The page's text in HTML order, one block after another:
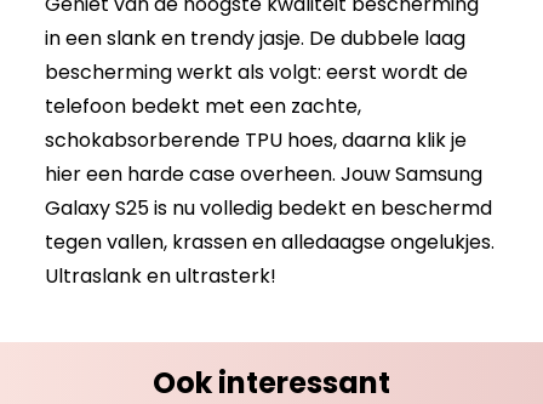
in een slank en trendy jasje. De dubbele laag
bescherming werkt als volgt: eerst wordt de
telefoon bedekt met een zachte,
schokabsorberende TPU hoes, daarna klik je
hier een harde case overheen. Jouw Samsung
Galaxy S25 is nu volledig bedekt en beschermd
tegen vallen, krassen en alledaagse ongelukjes.
Ultraslank en ultrasterk!
Ook interessant